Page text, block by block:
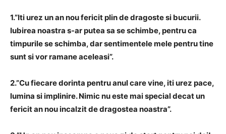
1.”Iti urez un an nou fericit plin de dragoste si bucurii.
Iubirea noastra s-ar putea sa se schimbe, pentru ca
timpurile se schimba, dar sentimentele mele pentru tine
sunt si vor ramane aceleasi”.
2.”Cu fiecare dorinta pentru anul care vine, iti urez pace,
lumina si implinire. Nimic nu este mai special decat un
fericit an nou incalzit de dragostea noastra”.